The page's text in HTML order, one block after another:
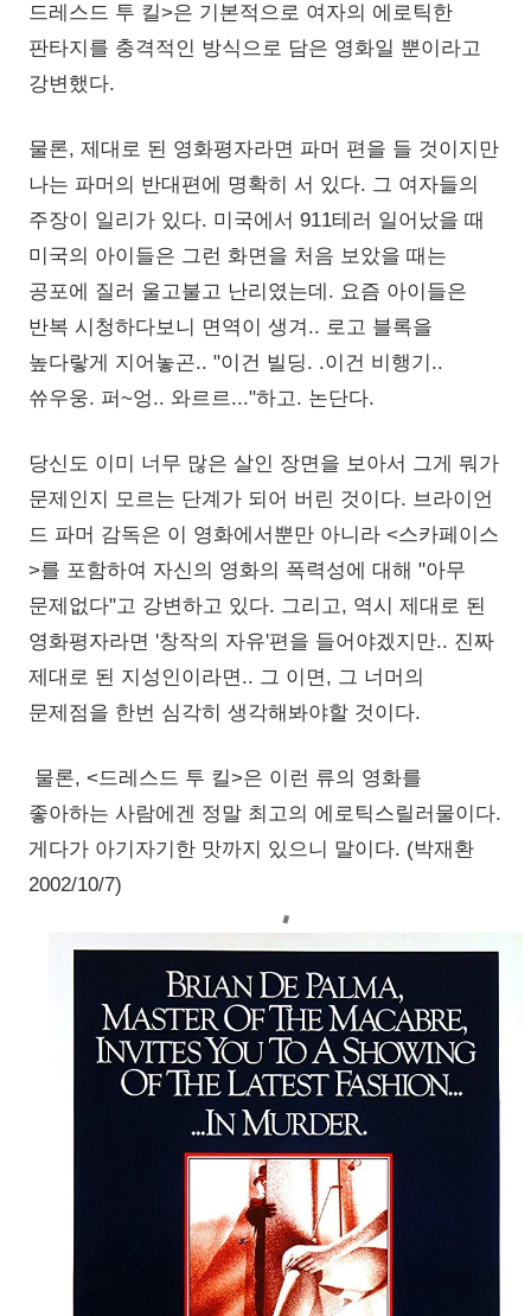
드레스드 투 킬>은 기본적으로 여자의 에로틱한
판타지를 충격적인 방식으로 담은 영화일 뿐이라고
강변했다.
물론, 제대로 된 영화평자라면 파머 편을 들 것이지만
나는 파머의 반대편에 명확히 서 있다. 그 여자들의
주장이 일리가 있다. 미국에서 911테러 일어났을 때
미국의 아이들은 그런 화면을 처음 보았을 때는
공포에 질러 울고불고 난리였는데. 요즘 아이들은
반복 시청하다보니 면역이 생겨.. 로고 블록을
높다랗게 지어놓곤.. "이건 빌딩. .이건 비행기..
쓔우웅. 퍼~엉.. 와르르..."하고. 논단다.
당신도 이미 너무 많은 살인 장면을 보아서 그게 뭐가
문제인지 모르는 단계가 되어 버린 것이다. 브라이언
드 파머 감독은 이 영화에서뿐만 아니라 <스카페이스
>를 포함하여 자신의 영화의 폭력성에 대해 "아무
문제없다"고 강변하고 있다. 그리고, 역시 제대로 된
영화평자라면 '창작의 자유'편을 들어야겠지만.. 진짜
제대로 된 지성인이라면.. 그 이면, 그 너머의
문제점을 한번 심각히 생각해봐야할 것이다.
물론, <드레스드 투 킬>은 이런 류의 영화를
좋아하는 사람에겐 정말 최고의 에로틱스릴러물이다.
게다가 아기자기한 맛까지 있으니 말이다. (박재환
2002/10/7)